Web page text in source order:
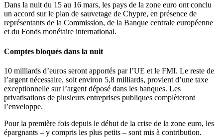
Dans la nuit du 15 au 16 mars, les pays de la zone euro ont conclu
un accord sur le plan de sauvetage de Chypre, en présence de
représentants de la Commission, de la Banque centrale européenne
et du Fonds monétaire international.
Comptes bloqués dans la nuit
10 milliards d’euros seront apportés par l’UE et le FMI. Le reste de
l’argent nécessaire, soit environ 5,8 milliards, provient d’une taxe
exceptionnelle sur l’argent déposé dans les banques. Les
privatisations de plusieurs entreprises publiques complèteront
l’enveloppe.
Pour la première fois depuis le début de la crise de la zone euro, les
épargnants – y compris les plus petits – sont mis à contribution.